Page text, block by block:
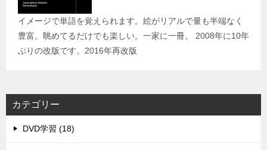
イメージで単語を覚えられます。絵がリアルで量も半端なく
豊富。眺めてるだけでも楽しい。一家に一冊。 2008年に10年
ぶりの改版です。2016年再改版
カテゴリー
DVD学習 (18)